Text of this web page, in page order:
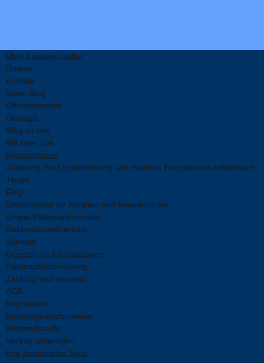
Über Korallen-Outlet
Galerie
Kontakt
News-Blog
Öffnungszeiten
Ökologie
Weg zu uns
Wir über uns
Informationen
Anleitung zur Eingewöhnung von marinen Fischen und wirbellosen
Tieren
FAQ
Grosshandel für Korallen und Meeresfische
Online-Widerrufsformular
Reklamationsformular
Sitemap
Gesetzliche Informationen
Datenschutzerklärung
Zahlung und Versand
AGB
Impressum
Batteriegesetzhinweise
Widerrufsrecht
Vertrag widerrufen
Ihre persönliche Seite